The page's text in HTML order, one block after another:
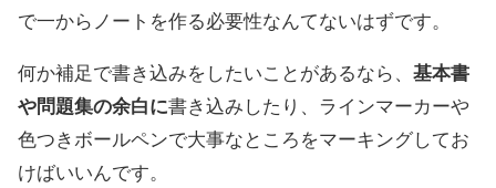
で一からノートを作る必要性なんてないはずです。
何か補足で書き込みをしたいことがあるなら、 基本書
や問題集の余白に書き込みしたり、ラインマーカーや
色つきボールペンで大事なところをマーキングしてお
けばいいんです。